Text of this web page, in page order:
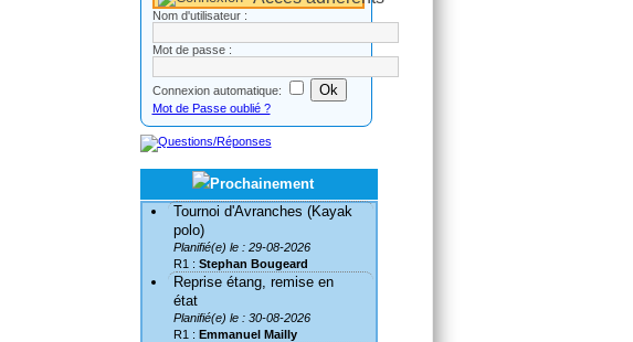
Nom d'utilisateur :
Mot de passe :
Connexion automatique:
Mot de Passe oublié ?
Tournoi d'Avranches (Kayak
polo)
Planifié(e) le : 29-08-2026
R1 : Stephan Bougeard
Reprise étang, remise en
état
Planifié(e) le : 30-08-2026
R1 : Emmanuel Mailly